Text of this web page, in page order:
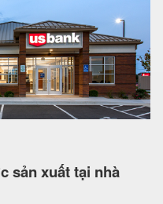
sản xuất tại nhà